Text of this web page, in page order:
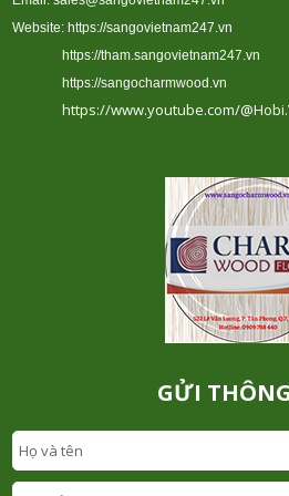
Website:https://sangovietnam247.vn
https://tham.sangovietnam247.vn
https://sangocharmwood.vn
https://www.youtube.com/
GỬI